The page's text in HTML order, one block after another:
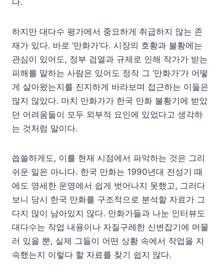
다.
하지만 대다수 평가에서 중요하게 취급하지 않는 존
재가 있다. 바로 ‘만화가’다. 시장의 호황과 불황에는
관심이 있어도, 정부 검열과 규제로 인해 작가가 받는
피해를 말하는 사람은 있어도 정작 그 ‘만화가’가 어떻
게 살아왔는지를 진지하게 바라보며 접근하는 이들은
많지 않았다. 마치 만화가가 한국 만화 불황기에 받았
던 어려움들이 모두 외부적 요인에 있었다고 생각하
는 것처럼 말이다.
씁쓸하게도, 이를 현재 시점에서 파악하는 것은 그리
쉬운 일은 아니다. 한국 만화는 1990년대 전성기 때
에도 영세한 운영에서 쉽게 벗어나지 못했고, 그러다
보니 당시 한국 만화를 구조적으로 분석할 자료가 그
다지 많이 남아있지 않다. 만화가들과 나눈 인터뷰도
대다수는 작업 내용이나 자질구레한 신변잡기에 머물
러 있을 뿐, 실제 그들이 어떤 상황 속에서 작업을 지
속했는지 이렇다 할 자료를 찾기 쉽지 않다.